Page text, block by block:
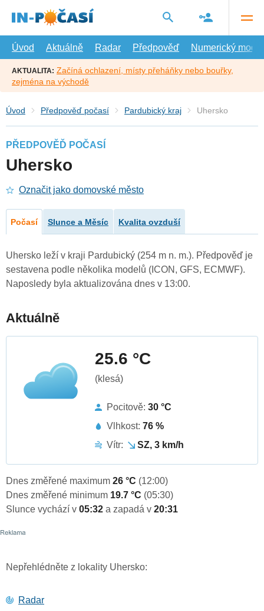
hlavní
Úvod
Aktuálně Radar Předpověď Numerický model
AKTUALITA: Začíná ochlazení, místy přeháňky nebo bouřky,
zejména na východě
Úvod Předpověď počasí Pardubický kraj Uhersko
PŘEDPOVĚĎ POČASÍ
Uhersko
Označit jako domovské město
Počasí Slunce a Měsíc Kvalita ovzduší
Uhersko leží v kraji Pardubický (254 m n. m.). Předpověď je
sestavena podle několika modelů (ICON, GFS, ECMWF).
Naposledy byla aktualizována dnes v 13:00.
Aktuálně
25.6 °C
(klesá)
Pocitově: 30 °C
Vlhkost: 76 %
Vítr:
SZ, 3 km/h
Dnes změřené maximum 26 °C (12:00)
Dnes změřené minimum 19.7 °C (05:30)
Slunce vychází v 05:32 a zapadá v 20:31
Nepřehlédněte z lokality Uhersko:
Radar